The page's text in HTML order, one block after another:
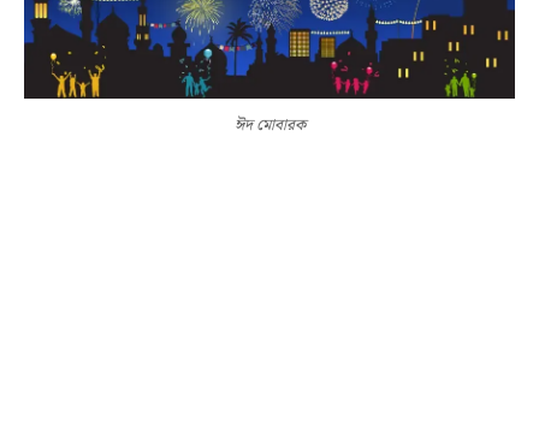
ঈদ মোবারক